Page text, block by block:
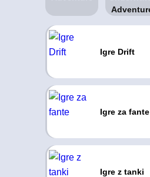
Igre Drift
Igre za fante
Igre z tanki